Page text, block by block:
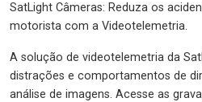
SatLight Câmeras: Reduza os
motorista com a Videotelemetria.
A solução de videotelemetria da
distrações e comportamentos de
análise de imagens. Acesse as